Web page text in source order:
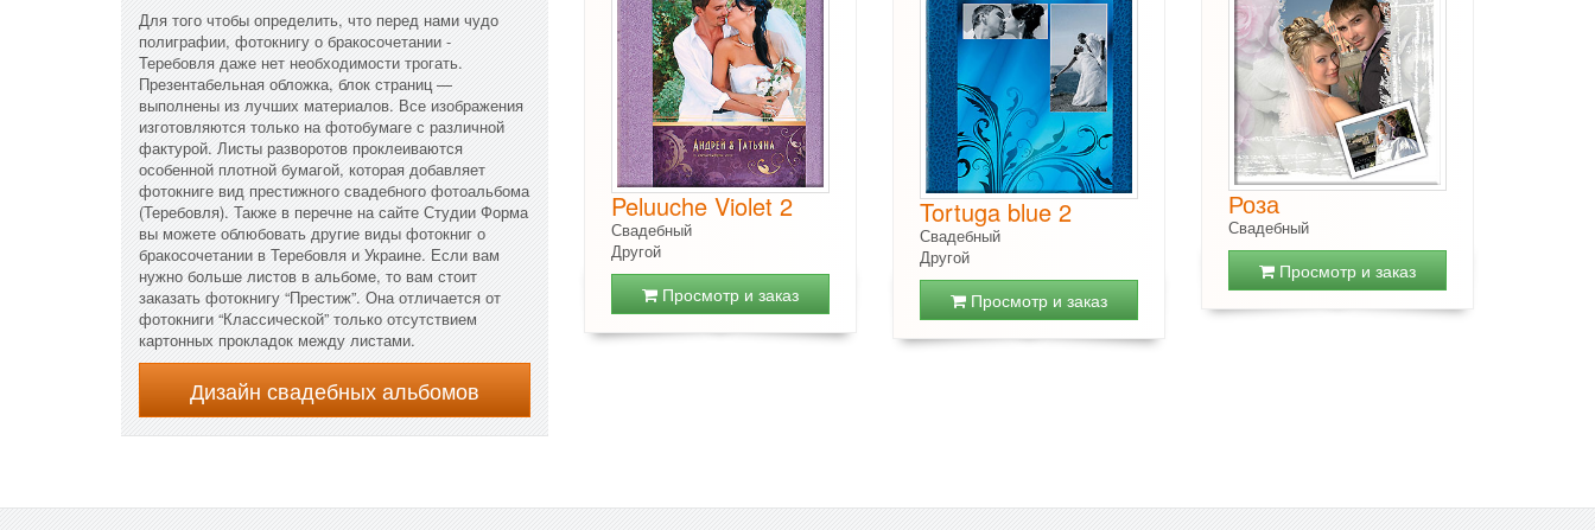
Для того чтобы определить, что перед нами чудо
полиграфии, фотокнигу о бракосочетании -
Теребовля даже нет необходимости трогать.
Презентабельная обложка, блок страниц —
выполнены из лучших материалов. Все изображения
изготовляются только на фотобумаге с различной
фактурой. Листы разворотов проклеиваются
особенной плотной бумагой, которая добавляет
фотокниге вид престижного свадебного фотоальбома
(Теребовля). Также в перечне на сайте Студии Форма
вы можете облюбовать другие виды фотокниг о
бракосочетании в Теребовля и Украине. Если вам
нужно больше листов в альбоме, то вам стоит
заказать фотокнигу “Престиж”. Она отличается от
фотокниги “Классической” только отсутствием
картонных прокладок между листами.
Дизайн свадебных альбомов
Peluuche Violet 2
Свадебный
Другой
Просмотр и заказ
Tortuga blue 2
Свадебный
Другой
Просмотр и заказ
Роза
Свадебный
Просмотр и заказ